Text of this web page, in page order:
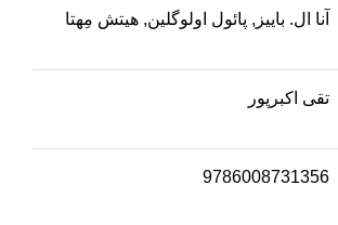
آنا ال. باییز, پائول اولوگلین, هیتش مِهتا
تقی اکبرپور
9786008731356